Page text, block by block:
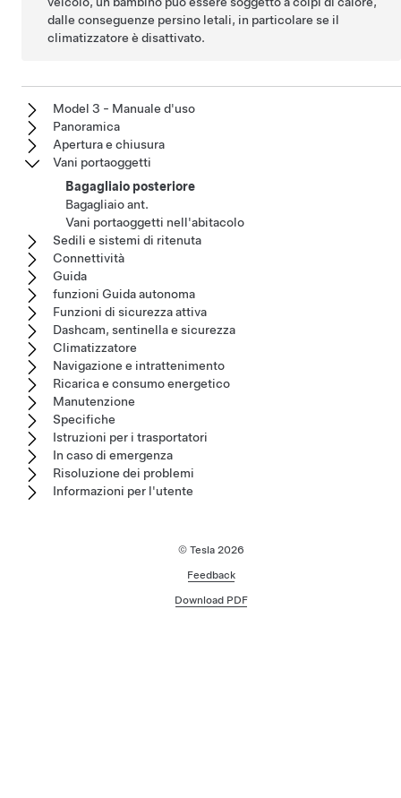
dalle conseguenze persino letali, in particolare se il
climatizzatore è disattivato.
Model 3 - Manuale d'uso
Panoramica
Apertura e chiusura
Vani portaoggetti
Bagagliaio posteriore
Bagagliaio ant.
Vani portaoggetti nell'abitacolo
Sedili e sistemi di ritenuta
Connettività
Guida
funzioni Guida autonoma
Funzioni di sicurezza attiva
Dashcam, sentinella e sicurezza
Climatizzatore
Navigazione e intrattenimento
Ricarica e consumo energetico
Manutenzione
Specifiche
Istruzioni per i trasportatori
In caso di emergenza
Risoluzione dei problemi
Informazioni per l'utente
© Tesla 2026
Feedback
Download PDF